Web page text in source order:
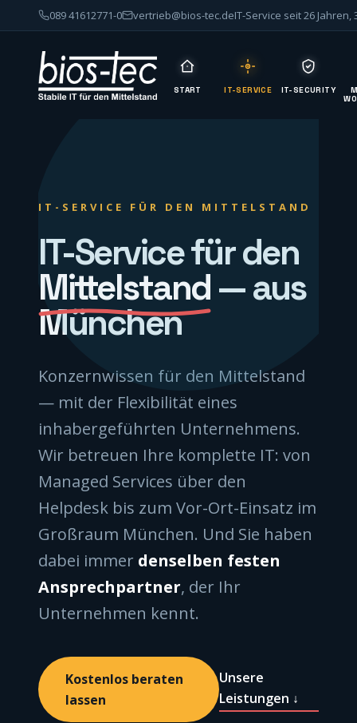
089 41612771-0 vertrieb@bios-tec.deIT-Service seit 26 Jahren,
START IT-SERVICE IT-SECURITY
IT-SERVICE FÜR DEN MITTELSTAND
IT-Service für den
Mittelstand— aus
München
Konzernwissen für den Mittelstand
— mit der Flexibilität eines
inhabergeführten Unternehmens.
Wir betreuen Ihre komplette IT: von
Managed Services über den
Helpdesk bis zum Vor-Ort-Einsatz im
Großraum München. Und Sie haben
dabei immer denselben festen
Ansprechpartner, der Ihr
Unternehmen kennt.
Kostenlos beraten
lassen
Unsere
Leistungen ↓